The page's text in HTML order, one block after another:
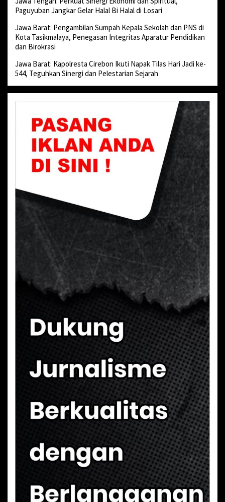
Paguyuban Jangkar Gelar Halal Bi Halal di Losari
Jawa Barat: Pengambilan Sumpah Kepala Sekolah dan PNS di
Kota Tasikmalaya, Penegasan Integritas Aparatur Pendidikan
dan Birokrasi
Jawa Barat: Kapolresta Cirebon Ikuti Napak Tilas Hari Jadi ke-
544, Teguhkan Sinergi dan Pelestarian Sejarah